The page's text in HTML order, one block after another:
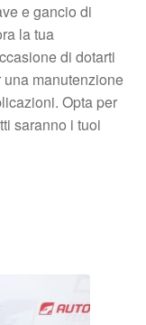
e gancio di
la tua
di dotarti
manutenzione
Opta per
saranno i tuoi